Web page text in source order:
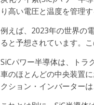
り高い電圧と温度を管理
例えば、2023年の世界の
ると予想されています。
SiCパワー半導体は、トラ
車のほとんどの中央装置
クション・インバーター